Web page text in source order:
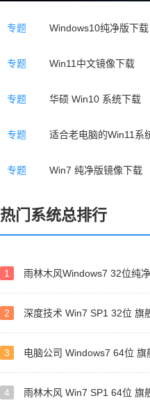
专题 Windows10纯净版下载
专题 Win11中文镜像下载
专题 华硕 Win10 系统下载
专题 适合老电脑的Win11系
专题 Win7 纯净版镜像下载
热门系统总排行
1 雨林木风Windows7 32位纯
2 深度技术 Win7 SP1 32位 旗
3 电脑公司 Windows7 64位 旗
4 雨林木风 Win7 SP1 64位 旗